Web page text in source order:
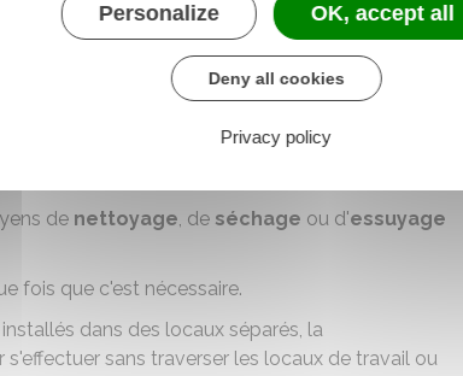
doit respecter les dispositions suivantes :
sanitaire fixée à50 °Caux points de puisage
à la toilette
est limitée à
aux points de puisage dans
de nettoyage, de séchage ou d'essuyage
fois que c'est nécessaire.
dans des locaux séparés, la
sans traverser les locaux de travail ou
Personalize OK, accept all
Deny all cookies
Privacy policy